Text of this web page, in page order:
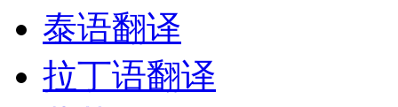
泰语翻译
拉丁语翻译